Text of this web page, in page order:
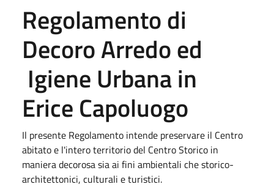
Regolamento di
Decoro Arredo ed
Igiene Urbana in
Erice Capoluogo
Il presente Regolamento intende preservare il Centro
abitato e l'intero territorio del Centro Storico in
maniera decorosa sia ai fini ambientali che storico-
architettonici, culturali e turistici.